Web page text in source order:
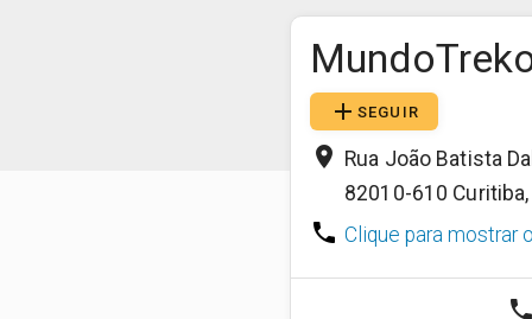
add SEGUIR
place Rua João Batista
82010-610 Curitiba,
phone Clique para mostrar
phone